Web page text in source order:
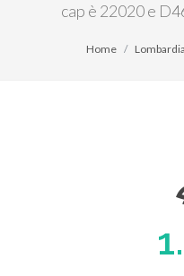
cap è 22020 e
Home Lombardia